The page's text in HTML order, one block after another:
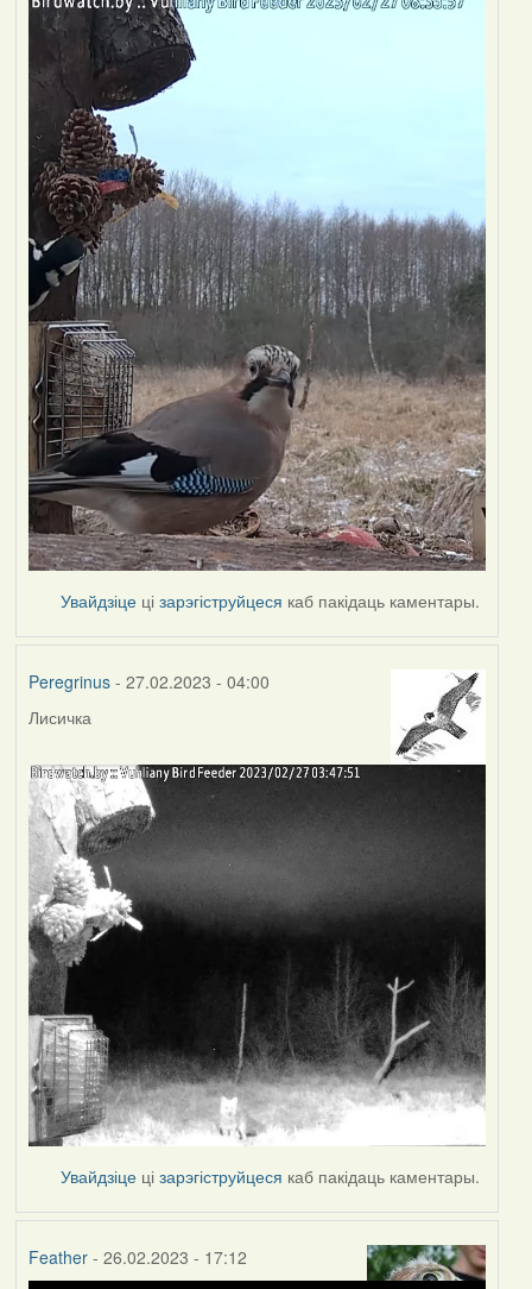
Увайдзіце цізарэгіструйцеся каб пакідаць каментары.
Peregrinus- 27.02.2023 - 04:00
Лисичка
Увайдзіце цізарэгіструйцеся каб пакідаць каментары.
Feather- 26.02.2023 - 17:12